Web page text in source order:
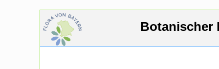
Botanischer